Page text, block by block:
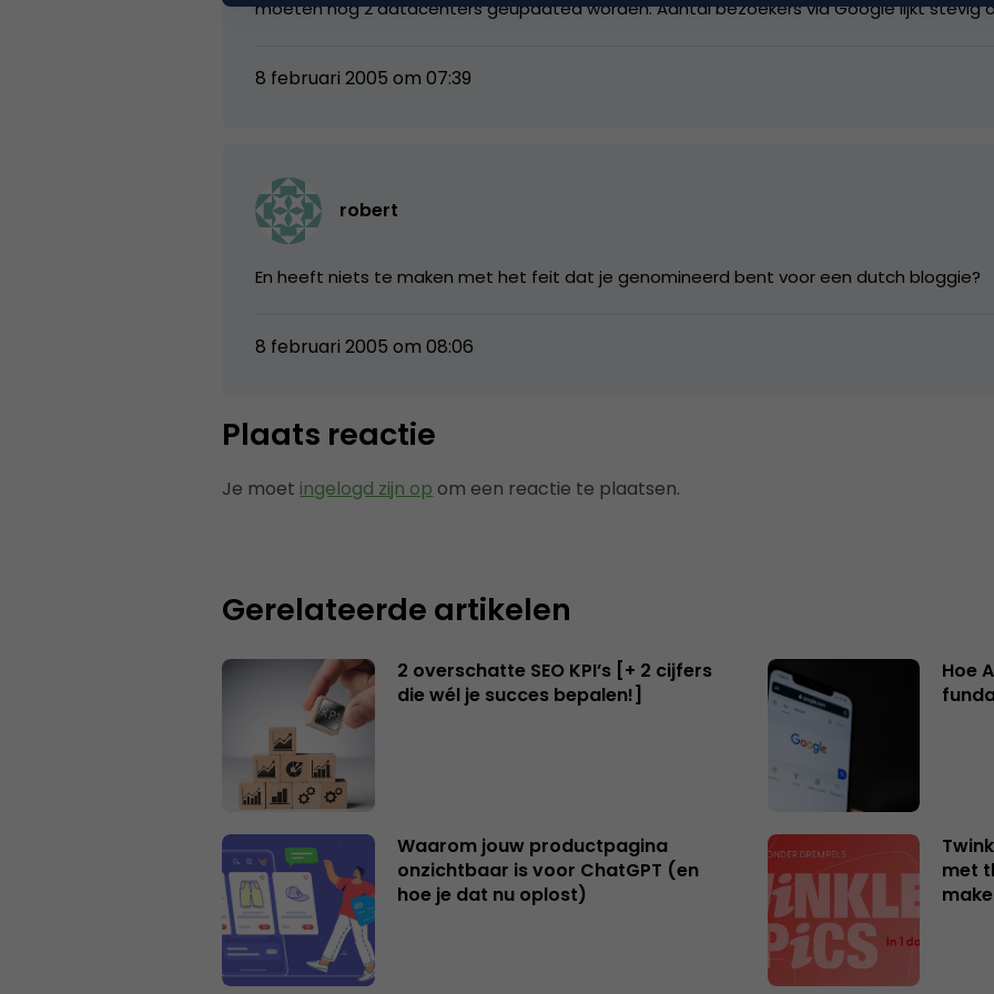
moeten nog 2 datacenters geupdated worden. Aantal bezoekers via Google lijkt
8 februari 2005 om 07:39
robert
En heeft niets te maken met het feit dat je genomineerd bent voor een dutch bloggie?
8 februari 2005 om 08:06
Plaats reactie
Je moet ingelogd zijn op om een reactie te plaatsen.
Gerelateerde artikelen
2 overschatte SEO KPI’s [+ 2 cijfers
die wél je succes bepalen!]
Hoe
Waarom jouw productpagina
onzichtbaar is voor ChatGPT (en
hoe je dat nu oplost)
met